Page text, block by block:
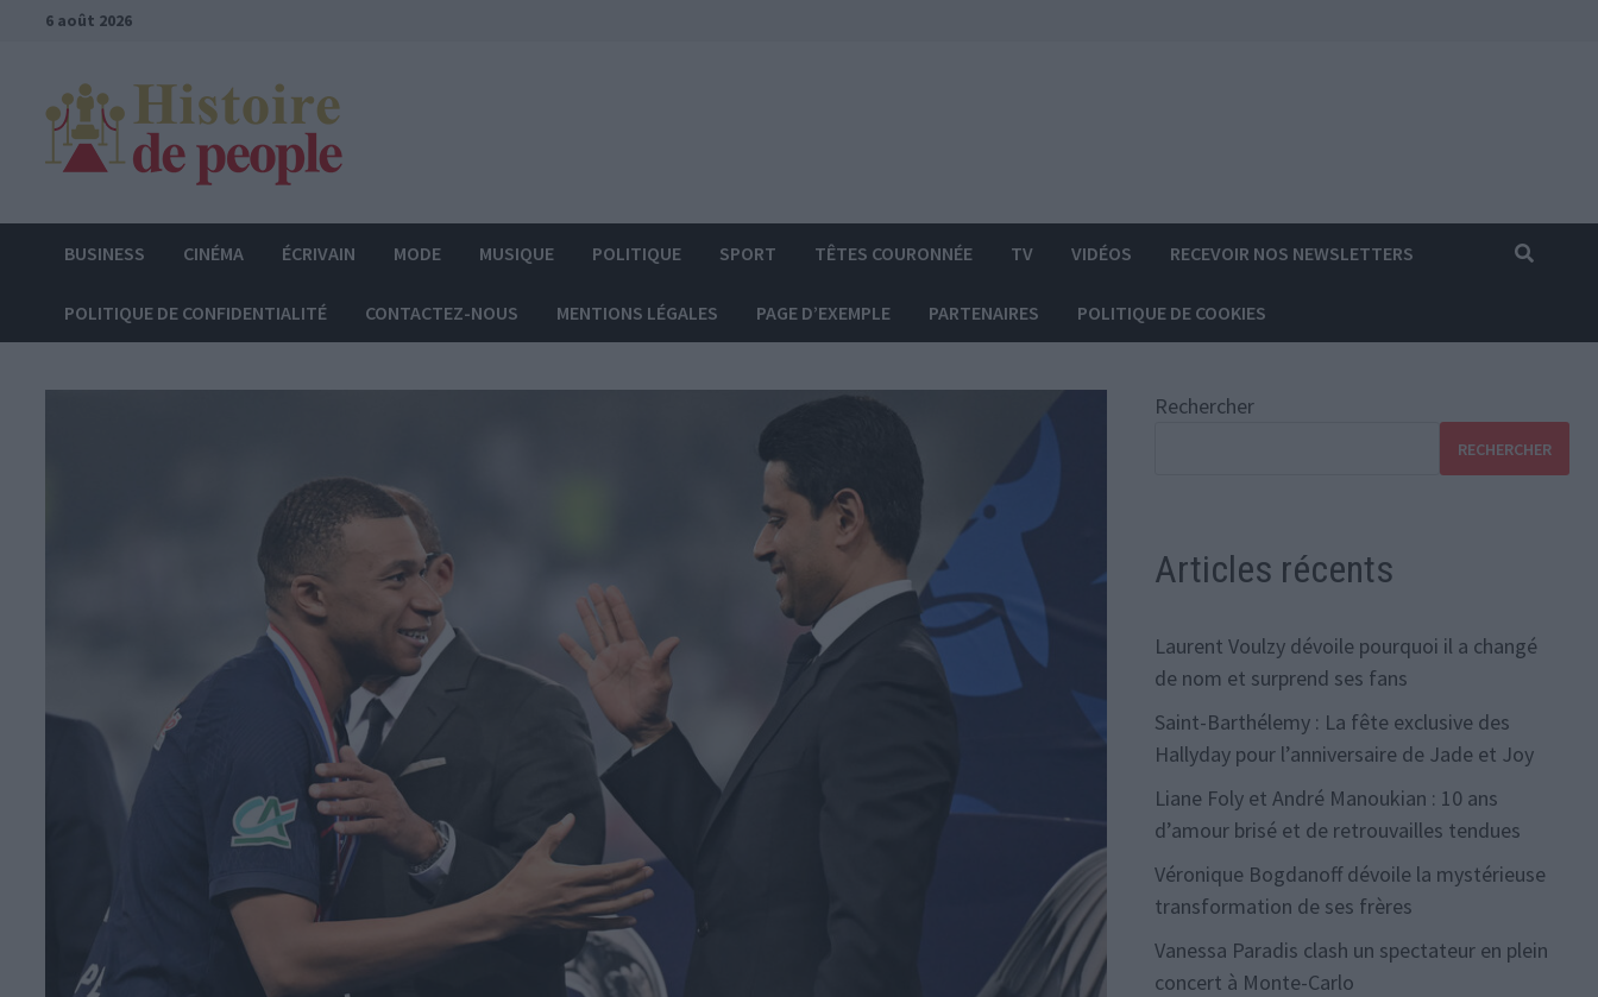
Passer6 août 2026
BUSINESS CINÉMA ÉCRIVAIN MODE MUSIQUE POLITIQUE SPORT TÊTES COURONNÉE TV VIDÉOS RECEVOIR NOS NEWSLETTERS
POLITIQUE DE CONFIDENTIALITÉ CONTACTEZ-NOUS MENTIONS LÉGALES PAGE D’EXEMPLE PARTENAIRES POLITIQUE DE COOKIES
Rechercher
RECHERCHER
Articles récents
Laurent Voulzy dévoile pourquoi il a changé
de nom et surprend ses fans
Saint-Barthélemy : La fête exclusive des
Hallyday pour l’anniversaire de Jade et Joy
Liane Foly et André Manoukian : 10 ans
d’amour brisé et de retrouvailles tendues
Véronique Bogdanoff dévoile la mystérieuse
transformation de ses frères
Vanessa Paradis clash un spectateur en plein
concert à Monte-Carlo